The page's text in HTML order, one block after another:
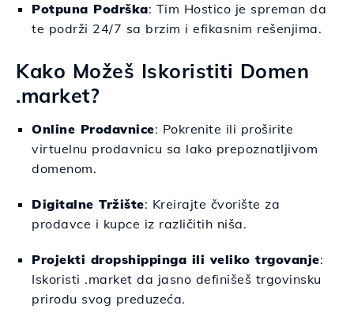
Potpuna Podrška: Tim Hostico je spreman da
te podrži 24/7 sa brzim i efikasnim rešenjima.
Kako Možeš Iskoristiti Domen
.market?
Online Prodavnice: Pokrenite ili proširite
virtuelnu prodavnicu sa lako prepoznatljivom
domenom.
Digitalne Tržište: Kreirajte čvorište za
prodavce i kupce iz različitih niša.
Projekti dropshippinga ili veliko trgovanje:
Iskoristi .market da jasno definišeš trgovinsku
prirodu svog preduzeća.